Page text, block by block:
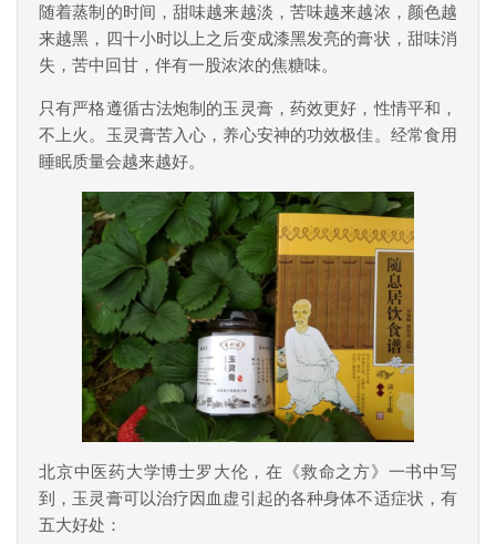
随着蒸制的时间，甜味越来越淡，苦味越来越浓，颜色越
来越黑，四十小时以上之后变成漆黑发亮的膏状，甜味消
失，苦中回甘，伴有一股浓浓的焦糖味。
只有严格遵循古法炮制的玉灵膏，药效更好，性情平和，
不上火。玉灵膏苦入心，养心安神的功效极佳。经常食用
睡眠质量会越来越好。
北京中医药大学博士罗大伦，在《救命之方》一书中写
到，玉灵膏可以治疗因血虚引起的各种身体不适症状，有
五大好处：